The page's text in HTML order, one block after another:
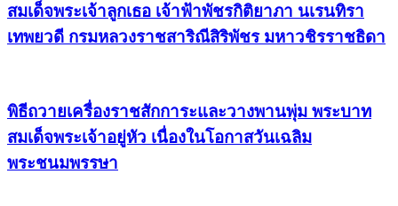
สมเด็จพระเจ้าลูกเธอ เจ้าฟ้าพัชรกิติยาภา นเรนทิรา
เทพยวดี กรมหลวงราชสาริณีสิริพัชร มหาวชิรราชธิดา
พิธีถวายเครื่องราชสักการะและวางพานพุ่ม พระบาท
สมเด็จพระเจ้าอยู่หัว เนื่องในโอกาสวันเฉลิม
พระชนมพรรษา